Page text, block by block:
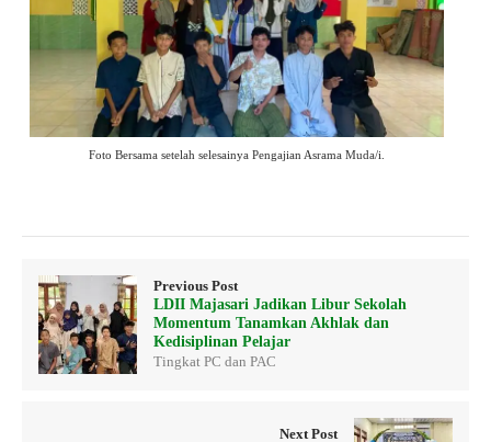
Foto Bersama setelah selesainya Pengajian Asrama Muda/i.
Previous Post
LDII Majasari Jadikan Libur Sekolah
Momentum Tanamkan Akhlak dan
Kedisiplinan Pelajar
Tingkat PC dan PAC
Next Post